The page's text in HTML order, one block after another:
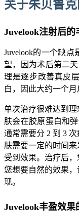
关于朱贝鲁
Juvelook注射后的
Juvelook的一个缺
望，因为术后第二
理是逐步改善真皮
白，因此大约一个月
单次治疗很难达到
肤会在胶原蛋白和
通常需要分 2 到 3
肤需要一定的时间
受到效果。治疗后
您想要自然的效果
现。
Juvelook丰盈效果